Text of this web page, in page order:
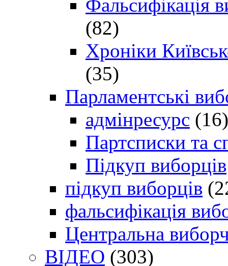
Фальсифікація
(82)
Хроніки
(35)
Парламентські
адмінресурс (16)
Партсписки та
Підкуп виборців
підкуп виборців
фальсифікація
Центральна
ВІДЕО (303)